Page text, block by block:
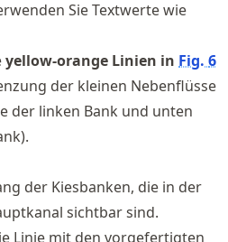
Sie Textwerte wie
yellow-orange Linien in Fig. 6
der kleinen Nebenflüsse
der linken Bank und unten
der Kiesbanken, die in der
sichtbar sind.
Linie mit den vorgefertigten